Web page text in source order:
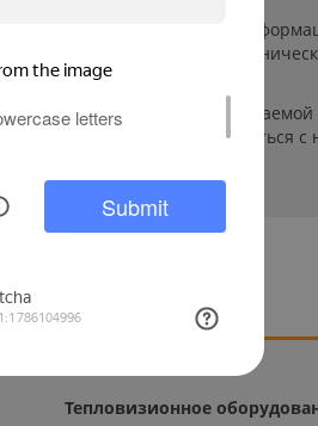
носят исключительно
цены, комплектации и
изменить параметры
товаров необходимо связаться
Тепловизионное